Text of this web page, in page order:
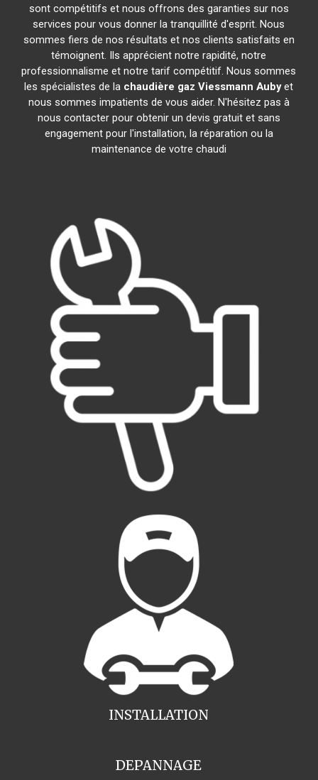
sont compétitifs et nous offrons des garanties sur nos
services pour vous donner la tranquillité d'esprit. Nous
sommes fiers de nos résultats et nos clients satisfaits en
témoignent. Ils apprécient notre rapidité, notre
professionnalisme et notre tarif compétitif. Nous sommes
les spécialistes de la chaudière gaz Viessmann Aubyet
nous sommes impatients de vous aider. N'hésitez pas à
nous contacter pour obtenir un devis gratuit et sans
engagement pour l'installation, la réparation ou la
maintenance de votre chaudi
INSTALLATION
DEPANNAGE